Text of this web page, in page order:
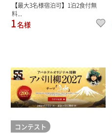
【最大3名様宿泊可】1泊2食付無
料...
1名様
コンテスト